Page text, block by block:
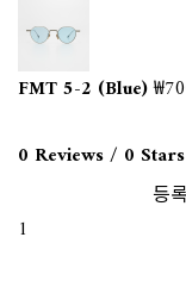
FMT 5-2 (Blue)
0 Reviews / 0 Stars
등
1